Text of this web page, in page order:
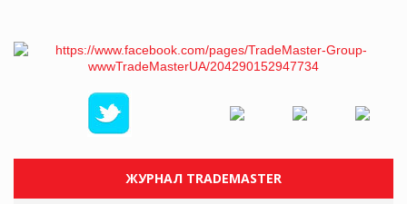
ЖУРНАЛ TRADEMASTER